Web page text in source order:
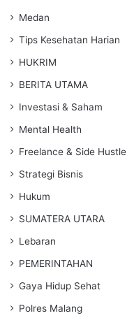
Medan
Tips Kesehatan Harian
HUKRIM
BERITA UTAMA
Investasi & Saham
Mental Health
Freelance & Side Hustle
Strategi Bisnis
Hukum
SUMATERA UTARA
Lebaran
PEMERINTAHAN
Gaya Hidup Sehat
Polres Malang